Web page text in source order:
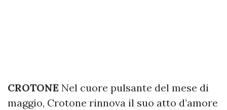
CROTONE Nel cuore pulsante del mese di
maggio, Crotone rinnova il suo atto d’amore